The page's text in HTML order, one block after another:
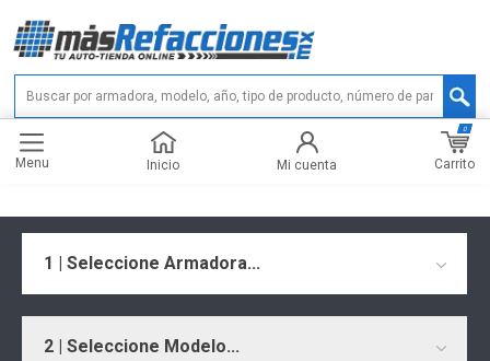
Menu Inicio Mi cuenta Carrito
0
1 | Seleccione Armadora...
2 | Seleccione Modelo...